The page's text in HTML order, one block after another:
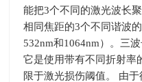
能把3个不同的激光波长
相同焦距的3个不同谐波的
532nm和1064nm）。三
它是使用带有不同折射率
限于激光损伤阈值。 由